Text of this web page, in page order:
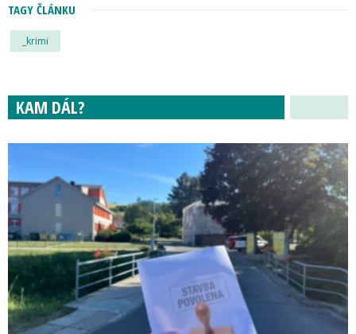
TAGY ČLÁNKU
_krimi
KAM DÁL?